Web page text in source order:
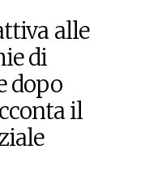
alle
di
dopo
il